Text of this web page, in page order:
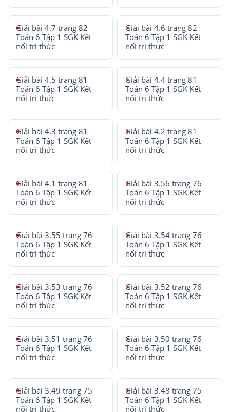
Giải bài 4.7 trang 82
Toán 6 Tập 1 SGK Kết
nối tri thức
Giải bài 4.6 trang 82
Toán 6 Tập 1 SGK Kết
nối tri thức
Giải bài 4.5 trang 81
Toán 6 Tập 1 SGK Kết
nối tri thức
Giải bài 4.4 trang 81
Toán 6 Tập 1 SGK Kết
nối tri thức
Giải bài 4.3 trang 81
Toán 6 Tập 1 SGK Kết
nối tri thức
Giải bài 4.2 trang 81
Toán 6 Tập 1 SGK Kết
nối tri thức
Giải bài 4.1 trang 81
Toán 6 Tập 1 SGK Kết
nối tri thức
Giải bài 3.56 trang 76
Toán 6 Tập 1 SGK Kết
nối tri thức
Giải bài 3.55 trang 76
Toán 6 Tập 1 SGK Kết
nối tri thức
Giải bài 3.54 trang 76
Toán 6 Tập 1 SGK Kết
nối tri thức
Giải bài 3.53 trang 76
Toán 6 Tập 1 SGK Kết
nối tri thức
Giải bài 3.52 trang 76
Toán 6 Tập 1 SGK Kết
nối tri thức
Giải bài 3.51 trang 76
Toán 6 Tập 1 SGK Kết
nối tri thức
Giải bài 3.50 trang 76
Toán 6 Tập 1 SGK Kết
nối tri thức
Giải bài 3.49 trang 75
Toán 6 Tập 1 SGK Kết
nối tri thức
Giải bài 3.48 trang 75
Toán 6 Tập 1 SGK Kết
nối tri thức